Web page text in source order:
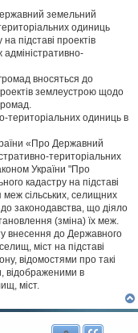
земельний
одиниць
підставі проектів
вносяться до
землеустрою щодо
територіальних одиниць в
«Про Державний
територіальних
України "Про
кадастру на підставі
меж сільських, селищних
законодавства, що діяло
(зміна) їх меж.
внесення до Державного
міст на підставі
відомостями про такі
відображеними в
міст.